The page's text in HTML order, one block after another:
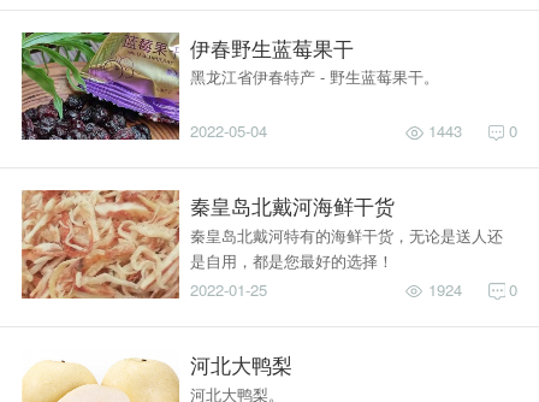
伊春野生蓝莓果干
黑龙江省伊春特产 - 野生蓝莓果干。
2022-05-04 0
1443
秦皇岛北戴河海鲜干货
秦皇岛北戴河特有的海鲜干货，无论是送人还
是自用，都是您最好的选择！
2022-01-25
0
1924
河北大鸭梨
河北大鸭梨。